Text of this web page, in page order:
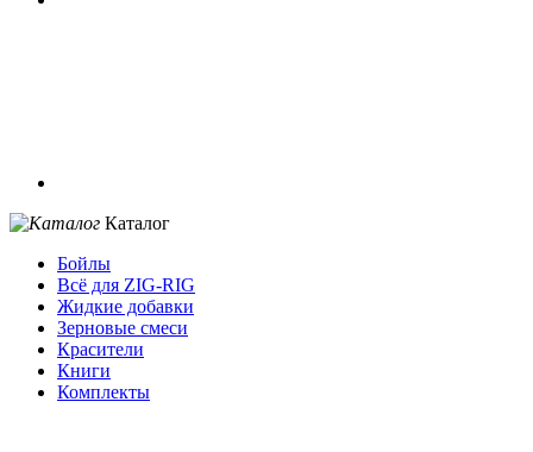
Каталог
Бойлы
Всё для ZIG-RIG
Жидкие добавки
Зерновые смеси
Красители
Книги
Комплекты